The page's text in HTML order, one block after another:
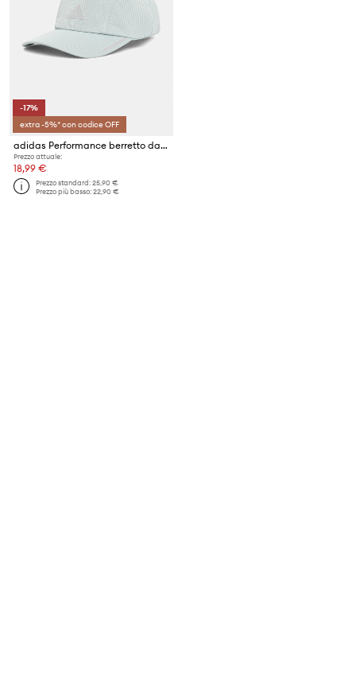
-17%
extra -5%* con codice OFF
adidas Performance berretto da baseball Running Mesh 4 Panel
Prezzo attuale:
18,99 €
Prezzo standard:25,90 €
Prezzo più basso:22,90 €